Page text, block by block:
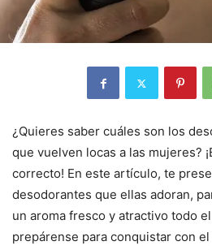
¿Quieres saber cuáles son los
que vuelven locas a las mujeres?
correcto! En este artículo, te
desodorantes que ellas adoran,
un aroma fresco y atractivo todo
prepárense para conquistar con